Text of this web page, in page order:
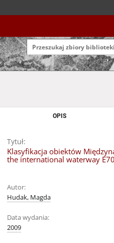
OPIS
Tytuł:
Klasyfikacja obiektów
the international waterway
Autor:
Hudak, Magda
Data wydania:
2009